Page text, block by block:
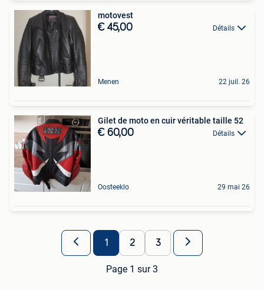
motovest
€ 45,00 Détails
Menen 22 juil. 26
Gilet de moto en cuir véritable taille 52
€ 60,00 Détails
Oosteeklo 29 mai 26
1 2 3
Page 1 sur 3